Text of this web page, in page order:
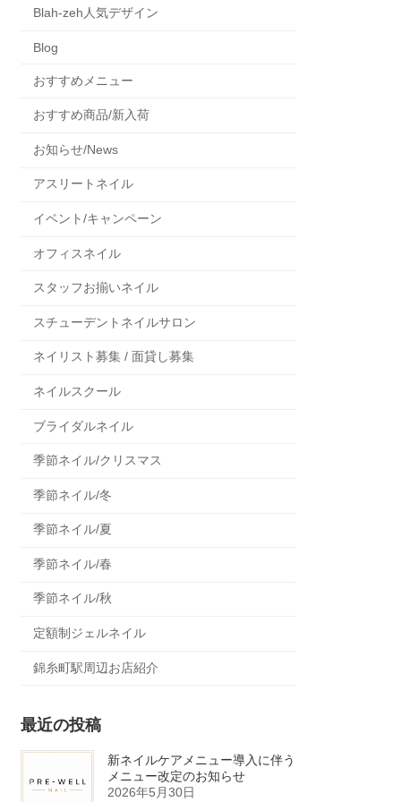
Blah-zeh人気デザイン
Blog
おすすめメニュー
おすすめ商品/新入荷
お知らせ/News
アスリートネイル
イベント/キャンペーン
オフィスネイル
スタッフお揃いネイル
スチューデントネイルサロン
ネイリスト募集 / 面貸し募集
ネイルスクール
ブライダルネイル
季節ネイル/クリスマス
季節ネイル/冬
季節ネイル/夏
季節ネイル/春
季節ネイル/秋
定額制ジェルネイル
錦糸町駅周辺お店紹介
最近の投稿
新ネイルケアメニュー導入に伴う
メニュー改定のお知らせ
2026年5月30日